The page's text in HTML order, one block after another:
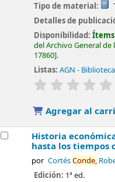
Tipo de material:
Detalles de
Disponibilidad:
del Archivo General de
17860 .
Listas: AGN - Biblioteca
valoración
Agregar al
Historia
hasta los tiempos
por CortésConde,
Edición: 1ª ed.